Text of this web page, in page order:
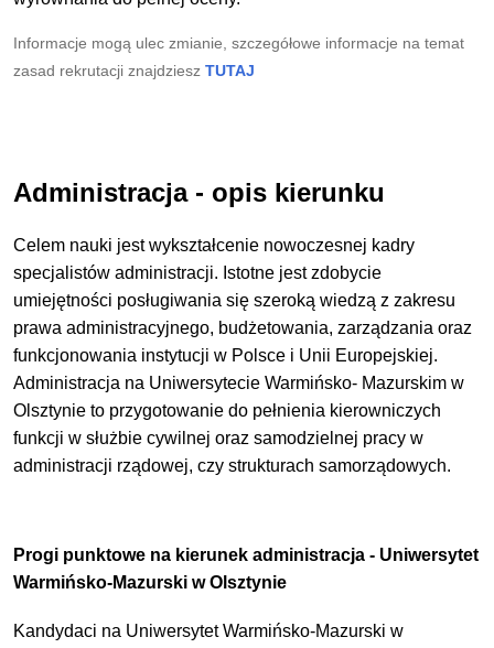
Informacje mogą ulec zmianie, szczegółowe informacje na temat
zasad rekrutacji znajdzieszTUTAJ
Administracja - opis kierunku
Celem nauki jest wykształcenie nowoczesnej kadry
specjalistów administracji. Istotne jest zdobycie
umiejętności posługiwania się szeroką wiedzą z zakresu
prawa administracyjnego, budżetowania, zarządzania oraz
funkcjonowania instytucji w Polsce i Unii Europejskiej.
Administracja na Uniwersytecie Warmińsko- Mazurskim w
Olsztynie to przygotowanie do pełnienia kierowniczych
funkcji w służbie cywilnej oraz samodzielnej pracy w
administracji rządowej, czy strukturach samorządowych.
Progi punktowe na kierunek administracja - Uniwersytet
Warmińsko-Mazurski w Olsztynie
Kandydaci na Uniwersytet Warmińsko-Mazurski w